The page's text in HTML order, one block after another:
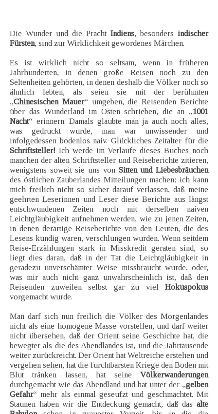
Die Wunder und die Pracht Indiens, besonders indischer
Fürsten, sind zur Wirklichkeit gewordenes Märchen.
Es ist wirklich nicht so seltsam, wenn in früheren
Jahrhunderten, in denen große Reisen noch zu den
Seltenheiten gehörten, in denen deshalb die Völker noch so
ähnlich lebten, als seien sie mit der berühmten
„Chinesischen Mauer“ umgeben, die Reisenden Berichte
über das Wunderland im Osten schrieben, die an „1001
Nacht“ erinnern. Damals glaubte man ja auch noch alles,
was gedruckt wurde, man war unwissender und
infolgedessen bodenlos naiv. Glückliches Zeitalter für die
Schriftsteller! Ich werde im Verlaufe dieses Buches noch
manchen der alten Schriftsteller und Reiseberichte zitieren,
wenigstens soweit sie uns von Sitten und Liebesbräuchen
des östlichen Zauberlandes Mitteilungen machen; ich kann
mich freilich nicht so sicher darauf verlassen, daß meine
geehrten Leserinnen und Leser diese Berichte aus längst
entschwundenen Zeiten noch mit derselben naiven
Leichtgläubigkeit aufnehmen werden, wie zu jenen Zeiten,
in denen derartige Reiseberichte von den Leuten, die des
Lesens kundig waren, verschlungen wurden. Wenn seitdem
Reise-Erzählungen stark in Misskredit geraten sind, so
liegt dies daran, daß in der Tat die Leichtgläubigkeit in
geradezu unverschämter Weise missbraucht wurde, oder,
was mir auch nicht ganz unwahrscheinlich ist, daß den
Reisenden zuweilen selbst gar zu viel Hokuspokus
vorgemacht wurde.
Man darf sich nun freilich die Völker des Morgenlandes
nicht als eine homogene Masse vorstellen, und darf weiter
nicht übersehen, daß der Orient seine Geschichte hat, die
bewegter als die des Abendlandes ist, und die Jahrtausende
weiter zurückreicht. Der Orient hat Weltreiche erstehen und
vergehen sehen, hat die furchtbarsten Kriege den Boden mit
Blut tränken lassen, hat seine Völkerwanderungen
durchgemacht wie das Abendland und hat unter der „gelben
Gefahr“ mehr als einmal geseufzt und geschmachtet. Mit
Staunen haben wir die Entdeckung gemacht, daß das alte